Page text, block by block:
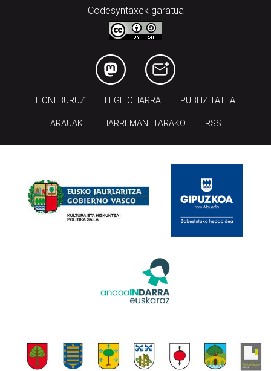
Codesyntaxek garatua
HONI BURUZ LEGE OHARRA PUBLIZITATEA
ARAUAK HARREMANETARAKO RSS